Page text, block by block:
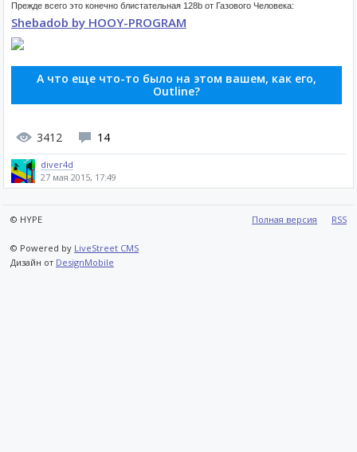
Прежде всего это конечно блистательная 128b от Газового Человека:
Shebadob by HOOY-PROGRAM
А что еще что-то было на этом вашем, как его,
Outline?
3412 14
diver4d
27 мая 2015, 17:49
Полная версия RSS
© HYPE
© Powered by LiveStreet CMS
Дизайн от DesignMobile